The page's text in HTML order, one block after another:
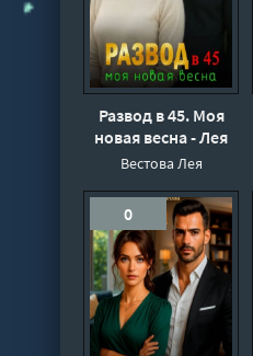
Развод в 45. Моя
новая весна - Лея
Вестова
Вестова Лея
0